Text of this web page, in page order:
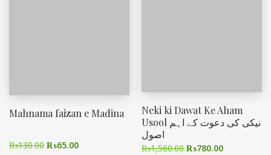
Mahnama faizan e Madina
₨130.00 ₨65.00
Neki ki Dawat Ke Aham
Usool نیکی کی دعوت کے اہم
اصول
₨1,560.00 ₨780.00